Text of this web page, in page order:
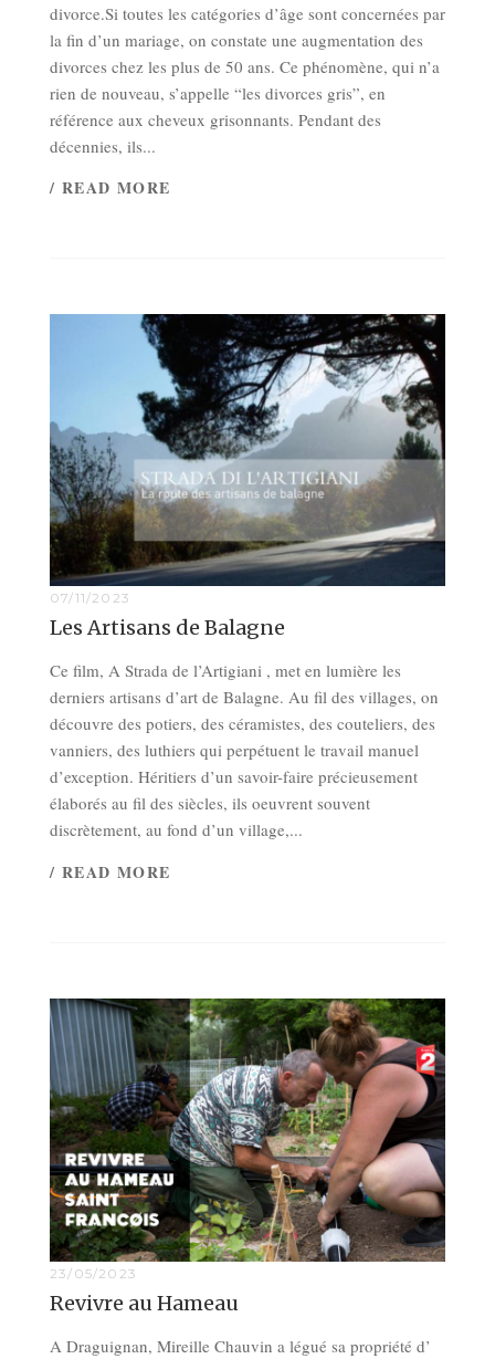
divorce.Si toutes les catégories d’âge sont concernées par
la fin d’un mariage, on constate une augmentation des
divorces chez les plus de 50 ans. Ce phénomène, qui n’a
rien de nouveau, s’appelle “les divorces gris”, en
référence aux cheveux grisonnants. Pendant des
décennies, ils...
/ READ MORE
07/11/2023
Les Artisans de Balagne
Ce film, A Strada de l’Artigiani , met en lumière les
derniers artisans d’art de Balagne. Au fil des villages, on
découvre des potiers, des céramistes, des couteliers, des
vanniers, des luthiers qui perpétuent le travail manuel
d’exception. Héritiers d’un savoir-faire précieusement
élaborés au fil des siècles, ils oeuvrent souvent
discrètement, au fond d’un village,...
/ READ MORE
23/05/2023
Revivre au Hameau
A Draguignan, Mireille Chauvin a légué sa propriété d’